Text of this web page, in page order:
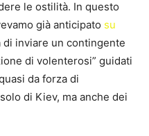
le ostilità. In questo
già anticipato su
di inviare un contingente
di volenterosi” guidati
da forza di
di Kiev, ma anche dei